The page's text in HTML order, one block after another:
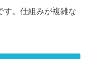
す。仕組みが複雑な